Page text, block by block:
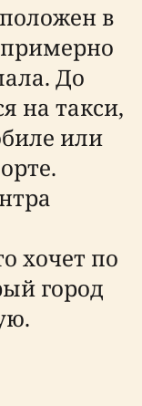
в
До
на такси,
или
хочет по
город